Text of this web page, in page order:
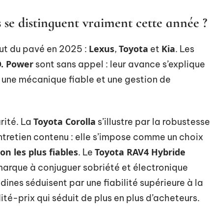
distinguent vraiment cette année ?
du pavé en 2025 : Lexus, Toyota et Kia. Les
Power sont sans appel : leur avance s’explique
mécanique fiable et une gestion de
La Toyota Corolla s’illustre par la robustesse
contenu : elle s’impose comme un choix
les plus fiables. Le Toyota RAV4 Hybride
à conjuguer sobriété et électronique
séduisent par une fiabilité supérieure à la
prix qui séduit de plus en plus d’acheteurs.